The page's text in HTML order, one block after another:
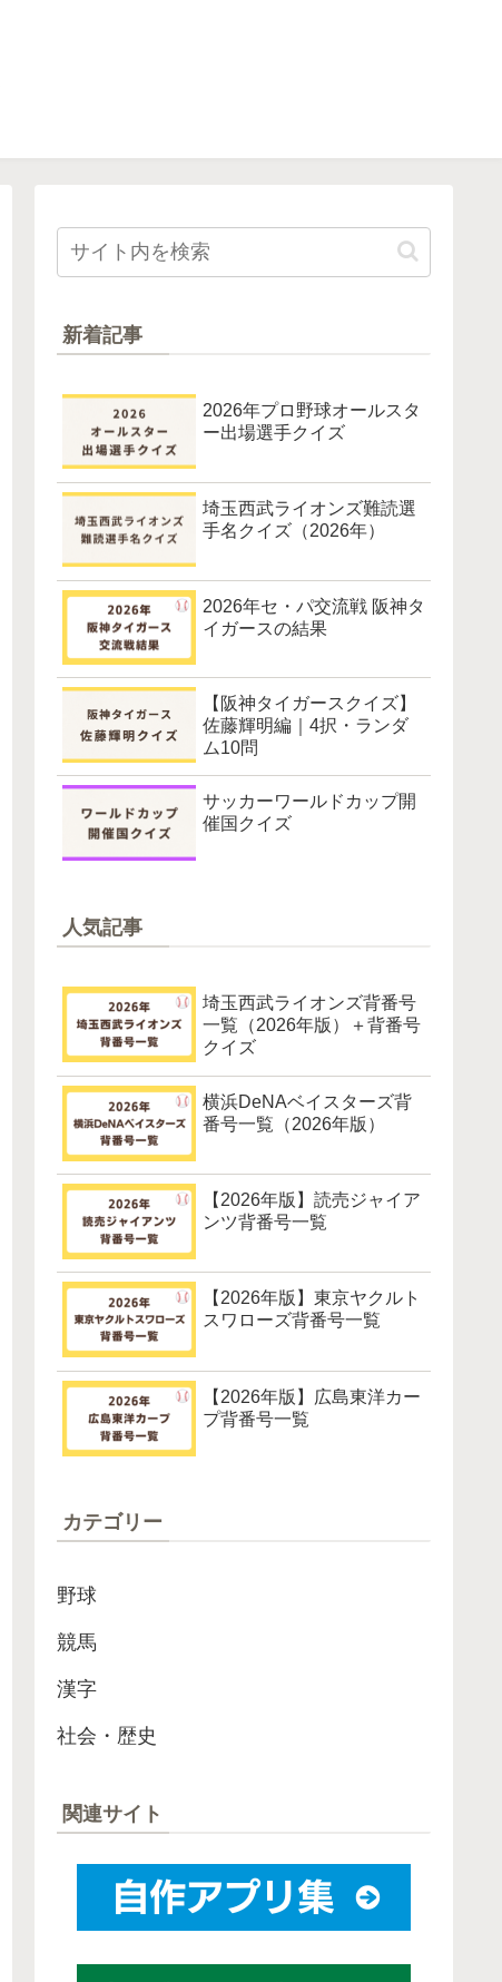
新着記事
2026年プロ野球オールスタ
ー出場選手クイズ
埼玉西武ライオンズ難読選
手名クイズ（2026年）
2026年セ・パ交流戦 阪神タ
イガースの結果
【阪神タイガースクイズ】
佐藤輝明編｜4択・ランダ
ム10問
サッカーワールドカップ開
催国クイズ
人気記事
埼玉西武ライオンズ背番号
一覧（2026年版）＋背番号
クイズ
横浜DeNAベイスターズ背
番号一覧（2026年版）
【2026年版】読売ジャイア
ンツ背番号一覧
【2026年版】東京ヤクルト
スワローズ背番号一覧
【2026年版】広島東洋カー
プ背番号一覧
カテゴリー
野球
競馬
漢字
社会・歴史
関連サイト